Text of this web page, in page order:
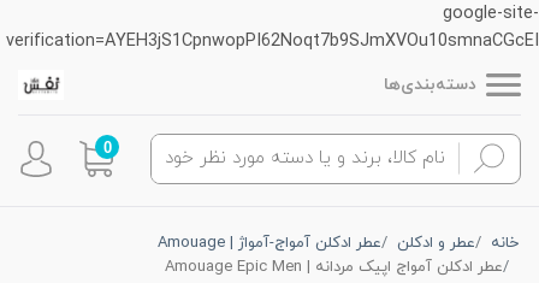
google-site-
verification=AYEH3jS1CpnwopPI62Noqt7b9SJmXVOu10smnaCGcEI
دسته‌بندی‌ها
0
خانه عطر و ادکلن
عطر ادکلن آمواج-آمواژ | Amouage
عطر ادکلن آمواج اپیک مردانه | Amouage Epic Men